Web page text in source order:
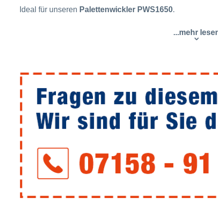
Ideal für unseren Palettenwickler PWS1650.
...mehr